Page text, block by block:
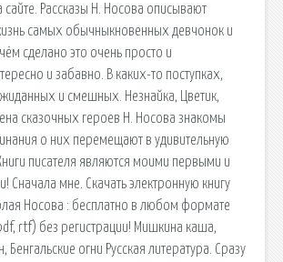
сайте. Рассказы Н. Носова описывают
самых обычныкновенных девчонок и
сделано это очень просто и
и забавно. В каких-то поступках,
и смешных. Незнайка, Цветик,
сказочных героев Н. Носова знакомы
о них перемещают в удивительную
писателя являются моими первыми и
Сначала мне. Скачать электронную книгу
Носова : бесплатно в любом формате
rtf) без регистрации! Мишкина каша,
Бенгальские огни Русская литература. Сразу